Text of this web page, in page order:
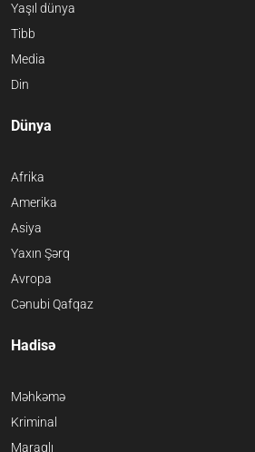
Yaşıl dünya
Tibb
Media
Din
Dünya
Afrika
Amerika
Asiya
Yaxın Şərq
Avropa
Cənubi Qafqaz
Hadisə
Məhkəmə
Kriminal
Maraqlı